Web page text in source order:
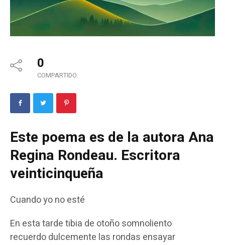
0
COMPARTIDO
Este poema es de la autora Ana
Regina Rondeau. Escritora
veinticinqueña
Cuando yo no esté
En esta tarde tibia de otoño somnoliento
recuerdo dulcemente las rondas ensayar